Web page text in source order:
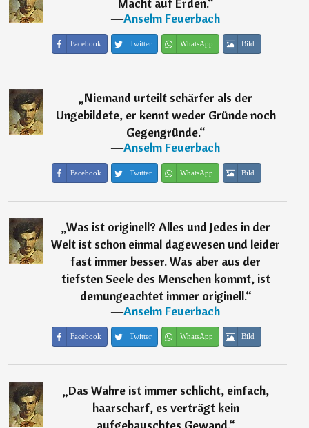
Macht auf Erden.“
―Anselm Feuerbach
Facebook Twitter WhatsApp Bild
„Niemand urteilt schärfer als der
Ungebildete, er kennt weder Gründe noch
Gegengründe.“
―Anselm Feuerbach
Facebook Twitter WhatsApp Bild
„Was ist originell? Alles und Jedes in der
Welt ist schon einmal dagewesen und leider
fast immer besser. Was aber aus der
tiefsten Seele des Menschen kommt, ist
demungeachtet immer originell.“
―Anselm Feuerbach
Facebook Twitter WhatsApp Bild
„Das Wahre ist immer schlicht, einfach,
haarscharf, es verträgt kein